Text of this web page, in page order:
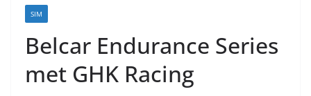
SIM
Belcar Endurance Series
met GHK Racing